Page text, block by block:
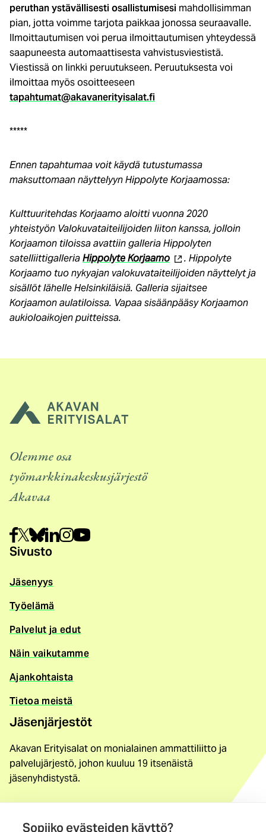
Sopiiko evästeiden käyttö?
peruthan ystävällisesti osallistumisesi mahdollisimman
pian, jotta voimme tarjota paikkaa jonossa seuraavalle.
Ilmoittautumisen voi perua ilmoittautumisen yhteydessä
saapuneesta automaattisesta vahvistusviestistä.
Viestissä on linkki peruutukseen. Peruutuksesta voi
ilmoittaa myös osoitteeseen
tapahtumat@akavanerityisalat.fi
*****
Ennen tapahtumaa voit käydä tutustumassa
maksuttomaan näyttelyyn Hippolyte Korjaamossa:
Kulttuuritehdas Korjaamo aloitti vuonna 2020
yhteistyön Valokuvataiteilijoiden liiton kanssa, jolloin
Korjaamon tiloissa avattiin galleria Hippolyten
satelliittigalleriaHippolyte Korjaamo(ulkoinen
linkki)
. Hippolyte
Korjaamo tuo nykyajan valokuvataiteilijoiden näyttelyt ja
sisällöt lähelle Helsinkiläisiä. Galleria sijaitsee
Korjaamon aulatiloissa. Vapaa sisäänpääsy Korjaamon
aukioloaikojen puitteissa.
Olemme osa
työmarkkinakeskusjärjestö
Akavaa
Sivusto
Jäsenyys
Työelämä
Palvelut ja edut
Näin vaikutamme
Ajankohtaista
Tietoa meistä
Jäsenjärjestöt
Akavan Erityisalat on monialainen ammattiliitto ja
palvelujärjestö, johon kuuluu 19 itsenäistä
jäsenyhdistystä.
Löydä jäsenyhdistys
Yhteystiedot